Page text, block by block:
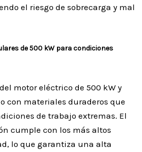
el riesgo de sobrecarga y mal
de 500 kW para condiciones
motor eléctrico de 500 kW y
con materiales duraderos que
de trabajo extremas. El
cumple con los más altos
lo que garantiza una alta